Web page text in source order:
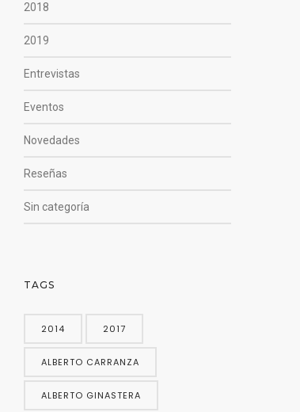
2018
2019
Entrevistas
Eventos
Novedades
Reseñas
Sin categoría
TAGS
2014 2017
ALBERTO CARRANZA
ALBERTO GINASTERA